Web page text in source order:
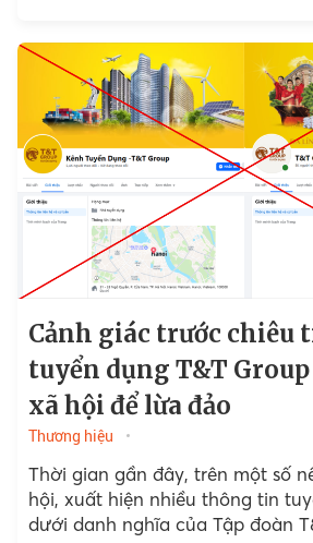
Cảnh giác trước chiêu
tuyển dụng T&T
xã hội để lừa đảo
Thương hiệu
Thời gian gần đây, trên một số
hội, xuất hiện nhiều thông tin
dưới danh nghĩa của Tập đoàn